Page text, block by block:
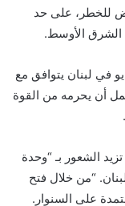
للخطر، على حد
الشرق الأوسط.
في لبنان يتوافق مع
أن يحرمه من القوة
الشعور بـ “وحدة
“من خلال فتح
على السنوار.